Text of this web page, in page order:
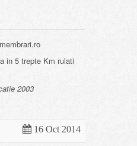
in 5 trepte Km rulati
2003
16 Oct 2014